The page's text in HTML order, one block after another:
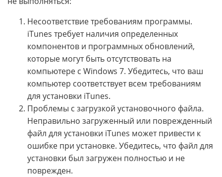
Несоответствие требованиям программы.
iTunes требует наличия определенных
компонентов и программных обновлений,
которые могут быть отсутствовать на
компьютере с Windows 7. Убедитесь, что ваш
компьютер соответствует всем требованиям
для установки iTunes.
Проблемы с загрузкой установочного файла.
Неправильно загруженный или поврежденный
файл для установки iTunes может привести к
ошибке при установке. Убедитесь, что файл для
установки был загружен полностью и не
поврежден.